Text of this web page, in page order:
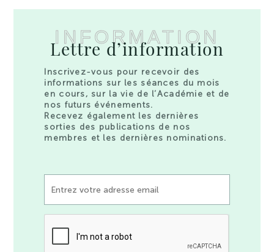
INFORMATION
Lettre d’information
Inscrivez-vous pour recevoir des
informations sur les séances du mois
en cours, sur la vie de l’Académie et de
nos futurs événements.
Recevez également les dernières
sorties des publications de nos
membres et les dernières nominations.